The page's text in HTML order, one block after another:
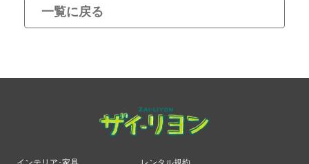
一覧に戻る